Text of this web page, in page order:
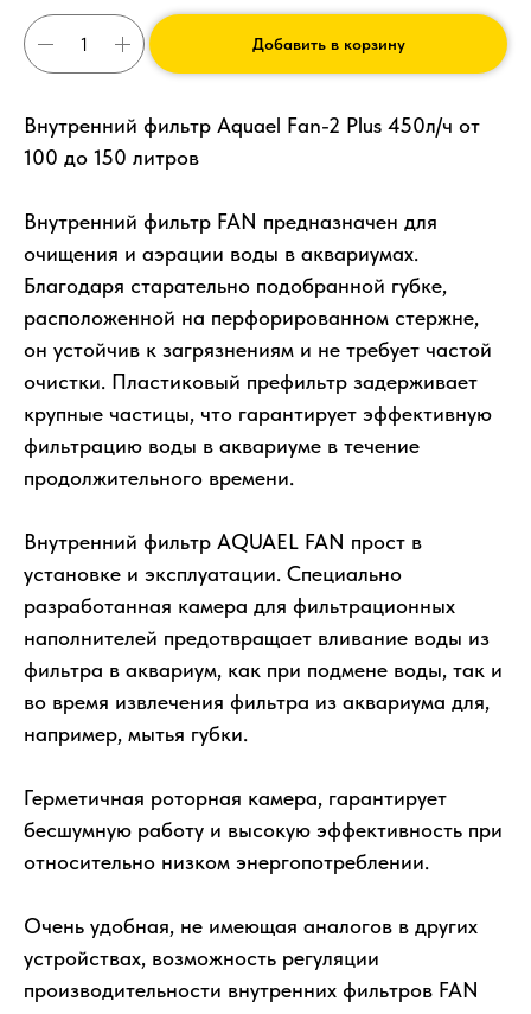
Добавить в корзину
Внутренний фильтр Aquael Fan-2 Plus 450л/ч от
100 до 150 литров
Внутренний фильтр FAN предназначен для
очищения и аэрации воды в аквариумах.
Благодаря старательно подобранной губке,
расположенной на перфорированном стержне,
он устойчив к загрязнениям и не требует частой
очистки. Пластиковый префильтр задерживает
крупные частицы, что гарантирует эффективную
фильтрацию воды в аквариуме в течение
продолжительного времени.
Внутренний фильтр AQUAEL FAN прост в
установке и эксплуатации. Специально
разработанная камера для фильтрационных
наполнителей предотвращает вливание воды из
фильтра в аквариум, как при подмене воды, так и
во время извлечения фильтра из аквариума для,
например, мытья губки.
Герметичная роторная камера, гарантирует
бесшумную работу и высокую эффективность при
относительно низком энергопотреблении.
Очень удобная, не имеющая аналогов в других
устройствах, возможность регуляции
производительности внутренних фильтров FAN